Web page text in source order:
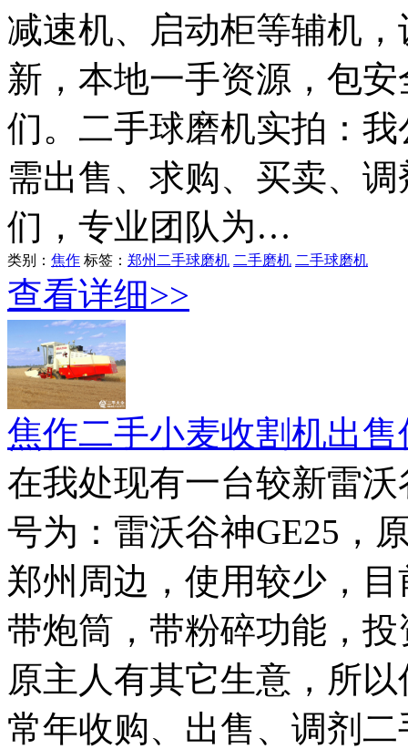
减速机、启动柜等辅机
新，本地一手资源，包
们。二手球磨机实拍：
需出售、求购、买卖、
们，专业团队为…
类别： 焦作 标签： 郑州二手球磨机 二手磨机 二手球磨机
查看详细>>
焦作二手小麦收割机出售
在我处现有一台较新雷
号为：雷沃谷神GE25，
郑州周边，使用较少，
带炮筒，带粉碎功能，
原主人有其它生意，所
常年收购、出售、调剂